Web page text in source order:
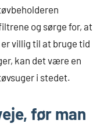
og sørge for, at
villig til at bruge tid
kan det være en
i stedet.
før man